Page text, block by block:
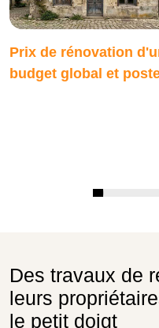
Prix de rénovation
budget global et
Des travaux de
leurs
le petit doigt